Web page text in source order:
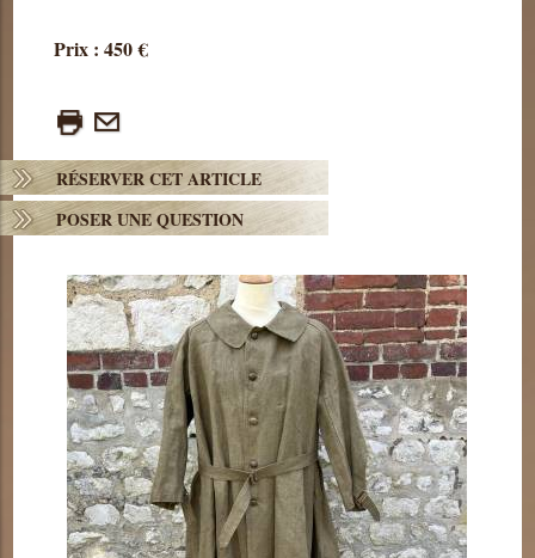
Prix : 450 €
RÉSERVER CET ARTICLE
POSER UNE QUESTION